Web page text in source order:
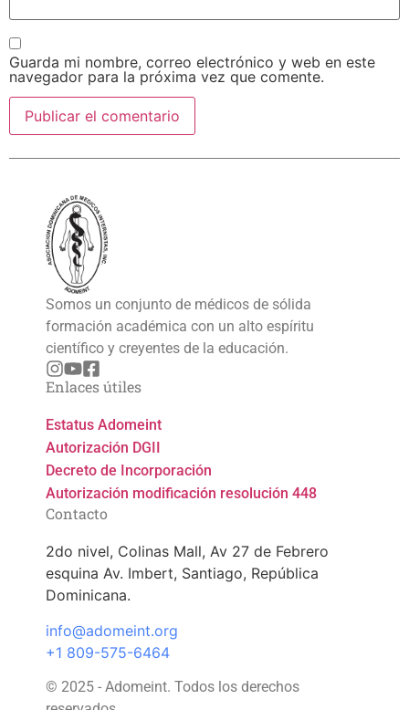
Guarda mi nombre, correo electrónico y web en este
navegador para la próxima vez que comente.
Somos un conjunto de médicos de sólida
formación académica con un alto espíritu
científico y creyentes de la educación.
Enlaces útiles
Estatus Adomeint
Autorización DGII
Decreto de Incorporación
Autorización modificación resolución 448
Contacto
2do nivel, Colinas Mall, Av 27 de Febrero
esquina Av. Imbert, Santiago, República
Dominicana.
info@adomeint.org
+1 809-575-6464
© 2025 - Adomeint. Todos los derechos